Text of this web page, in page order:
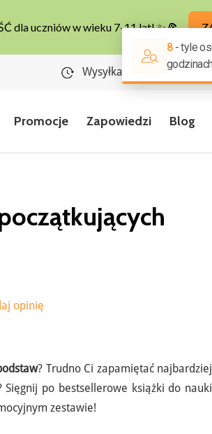
Wysyłka w 24 godziny
Promocje Zapowiedzi Blog
opinię
? Trudno Ci zapamiętać najbardziej
Sięgnij po bestsellerowe książki do nauki
zestawie!